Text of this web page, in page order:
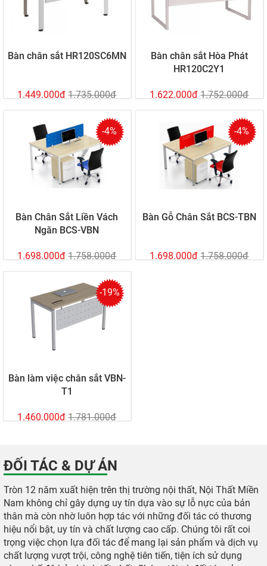
Bàn chân sắt HR120SC6MN
1.449.000đ 1.735.000đ
Bàn chân sắt Hòa Phát
HR120C2Y1
1.622.000đ 1.752.000đ
-4%
Bàn Chân Sắt Liền Vách
Ngăn BCS-VBN
1.698.000đ 1.758.000đ
-4%
Bàn Gỗ Chân Sắt BCS-TBN
1.698.000đ 1.758.000đ
-19%
Bàn làm việc chân sắt VBN-
T1
1.460.000đ 1.781.000đ
ĐỐI TÁC & DỰ ÁN
Tròn 12 năm xuất hiện trên thị trường nội thất, Nội Thất Miền
Nam không chỉ gây dựng uy tín dựa vào sự lỗ nực của bản
thân mà còn nhờ luôn hợp tác với những đối tác có thương
hiệu nổi bật, uy tín và chất lượng cao cấp. Chúng tôi rất coi
trọng việc chọn lựa đối tác để mang lại sản phẩm và dịch vụ
chất lượng vượt trội, công nghệ tiên tiến, tiện ích sử dụng